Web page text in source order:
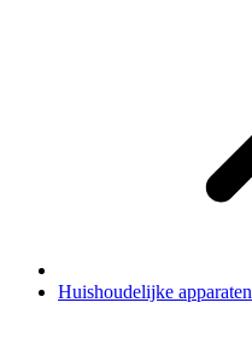
Huishoudelijke apparaten